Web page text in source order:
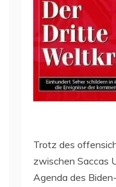
Trotz des
zwischen Saccas
Agenda des